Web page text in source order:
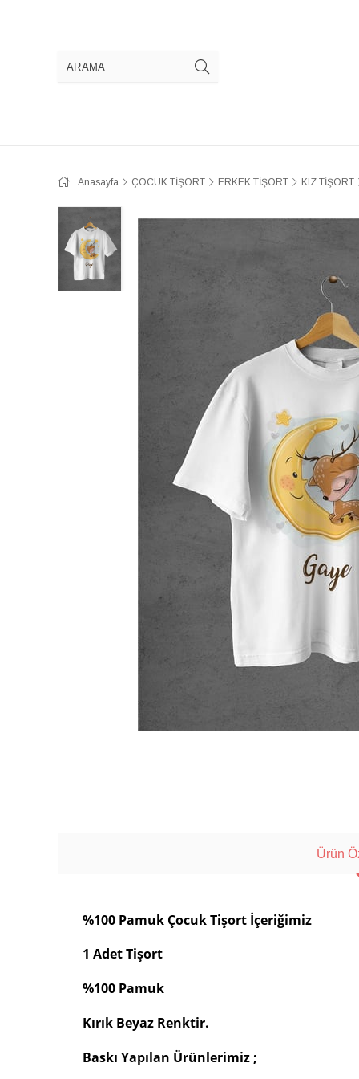
Anasayfa ÇOCUK TİŞORT ERKEK TİŞORT KIZ TİŞORT
Ürün
%100 Pamuk Çocuk Tişort İçeriğimiz
1 Adet Tişort
%100 Pamuk
Kırık Beyaz Renktir.
Baskı Yapılan Ürünlerimiz ;